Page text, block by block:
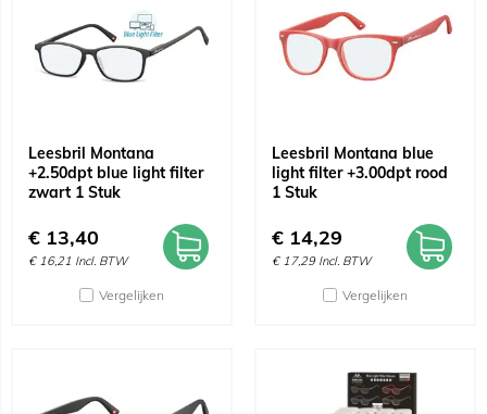
Leesbril Montana
+2.50dpt blue light filter
zwart 1 Stuk
€ 13,40
€ 16,21 Incl. BTW
Vergelijken
Leesbril Montana blue
light filter +3.00dpt rood
1 Stuk
€ 14,29
€ 17,29 Incl. BTW
Vergelijken